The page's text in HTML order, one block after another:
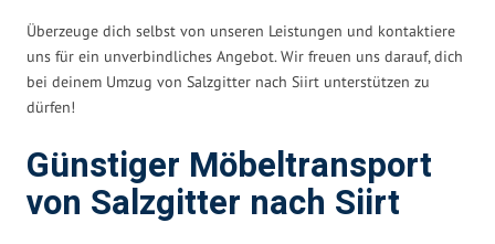
Überzeuge dich selbst von unseren Leistungen und kontaktiere
uns für ein unverbindliches Angebot. Wir freuen uns darauf, dich
bei deinem Umzug von Salzgitter nach Siirt unterstützen zu
dürfen!
Günstiger Möbeltransport
von Salzgitter nach Siirt